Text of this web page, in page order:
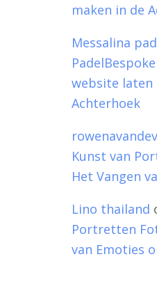
maken in de
Messalina
PadelBespoke
website laten
Achterhoek
Kunst van
Het Vangen
Lino thailand
Portretten
van Emoties